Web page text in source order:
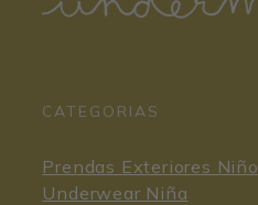
CATEGORIAS
Prendas Exteriores Niño
Underwear Niña